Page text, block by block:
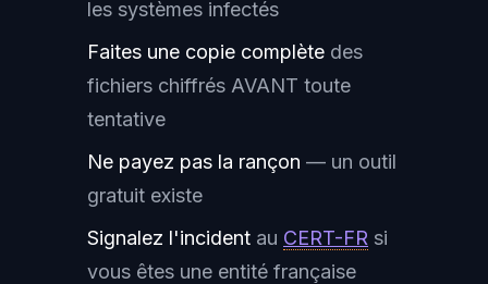
les systèmes infectés
Faites une copie complète des
fichiers chiffrés AVANT toute
tentative
Ne payez pas la rançon — un outil
gratuit existe
Signalez l'incident au CERT-FR si
vous êtes une entité française